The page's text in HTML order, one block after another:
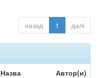
назад 1 далі
Назва Автор(и)